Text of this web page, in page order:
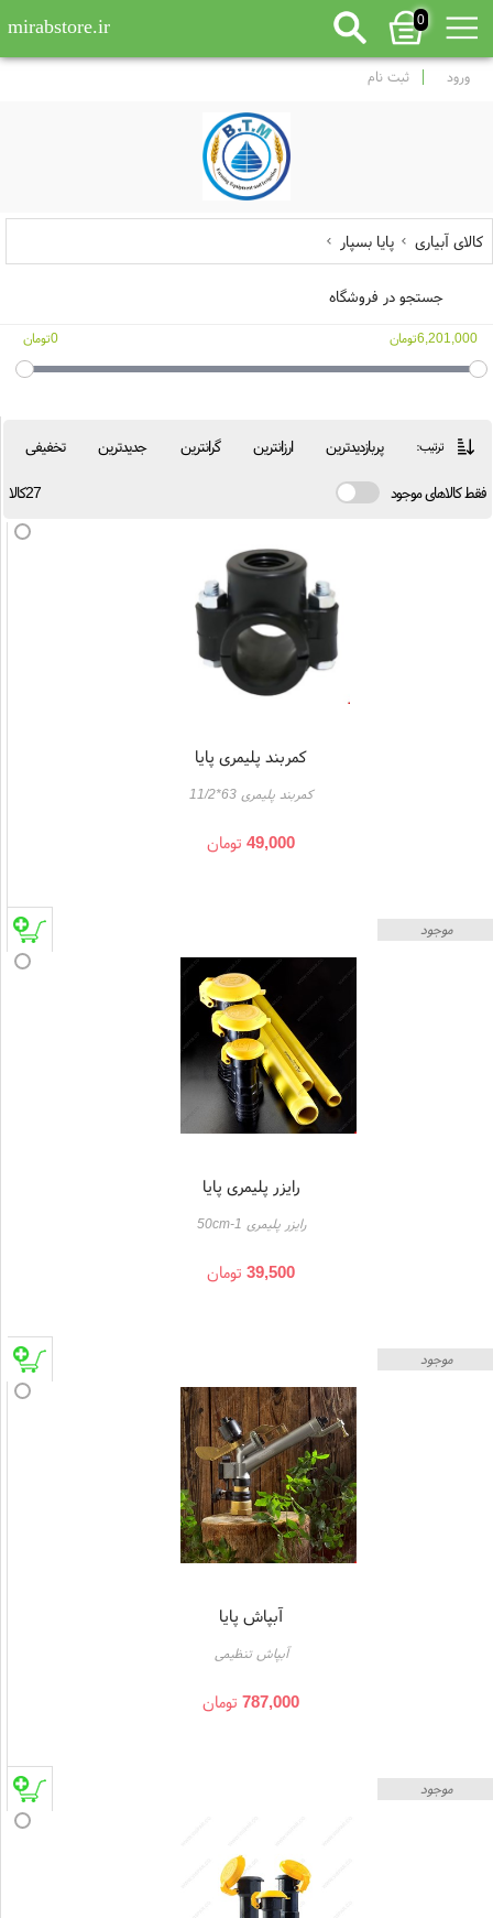
0
mirabstore.ir
ورود ثبت نام
کالای آبیاری پایا بسپار
جستجو در فروشگاه
6,201,000تومان 0تومان
ترتیب: پربازدیدترین ارزانترین گرانترین جدیدترین تخفیفی
فقط کالاهای موجود 27کالا
کمربند پلیمری پایا
کمربند پلیمری 63*11/2
49,000تومان
موجود
رایزر پلیمری پایا
رایزر پلیمری 1-50cm
39,500تومان
موجود
آبپاش پایا
آبپاش تنظیمی
787,000تومان
موجود